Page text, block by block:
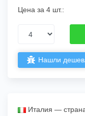
Цена за 4 шт.:
Нашли
Италия —